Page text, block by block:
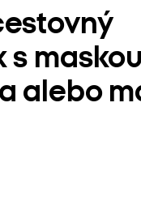
s
alebo